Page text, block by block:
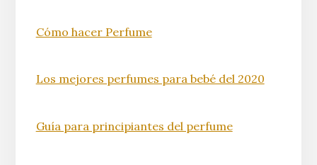
Cómo hacer Perfume
Los mejores perfumes para bebé del 2020
Guía para principiantes del perfume